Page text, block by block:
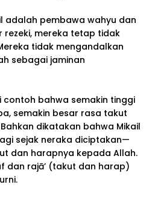
adalah pembawa wahyu dan
rezeki, mereka tetap tidak
tidak mengandalkan
sebagai jaminan
contoh bahwa semakin tinggi
semakin besar rasa takut
dikatakan bahwa Mikail
sejak neraka diciptakan—
dan harapnya kepada Allah.
dan rajā’ (takut dan harap)